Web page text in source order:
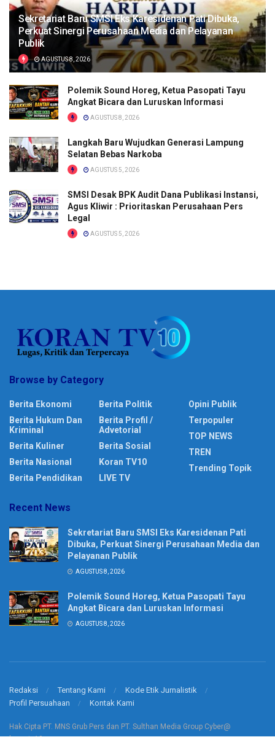
Sekretariat Baru SMSI Eks Karesidenan Pati Dibuka,
Perkuat Sinergi Perusahaan Media dan Pelayanan
Publik
AGUSTUS 8, 2026
Polemik Sound Horeg, Ketua Pasopati Tayu
Angkat Bicara dan Luruskan Informasi
AGUSTUS 8, 2026
Langkah Baru Wujudkan Generasi Lampung
Selatan Bebas Narkoba
AGUSTUS 5, 2026
SMSI Desak BPK Audit Dana Publikasi Instansi,
Agus Kliwir : Prioritaskan Perusahaan Pers
Legal
AGUSTUS 5, 2026
Browse by Category
Berita Ekonomi
Berita Hukum Dan
Kriminal
Berita Kuliner
Berita Nasional
Berita Pendidikan
Berita Politik
Berita Profil /
Advetorial
Berita Sosial
Koran TV10
LIVE TV
Opini Publik
Terpopuler
TOP NEWS
TREN
Trending Topik
Recent News
Sekretariat Baru SMSI Eks Karesidenan Pati
Dibuka, Perkuat Sinergi Perusahaan Media dan
Pelayanan Publik
AGUSTUS 8, 2026
Polemik Sound Horeg, Ketua Pasopati Tayu
Angkat Bicara dan Luruskan Informasi
AGUSTUS 8, 2026
Redaksi Tentang Kami
Kode Etik Jurnalistik
Profil Persuahaan
Kontak Kami
Hak Cipta PT. MNS Grub Pers dan PT. Sulthan Media Group Cyber@
korantv10.com